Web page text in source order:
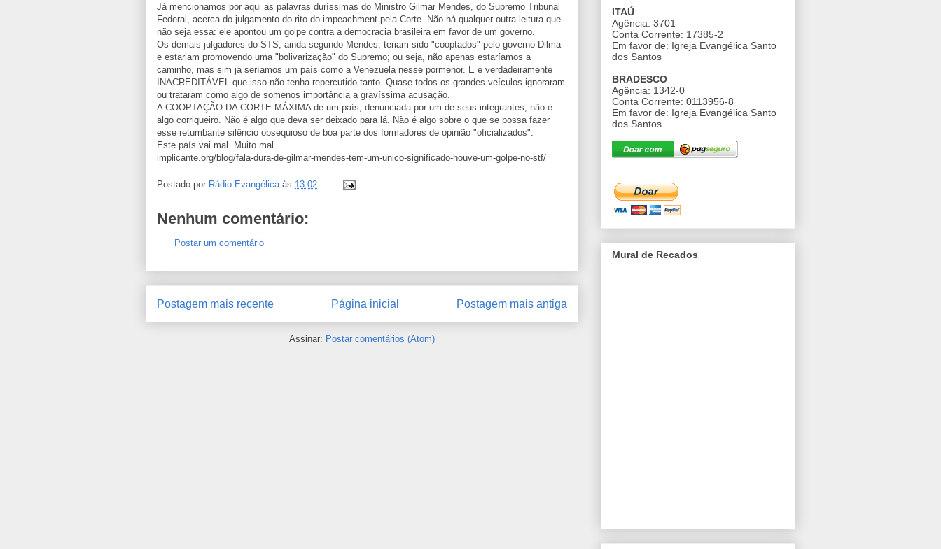
Já mencionamos por aqui as palavras duríssimas do Ministro Gilmar Mendes, do Supremo Tribunal
Federal, acerca do julgamento do rito do impeachment pela Corte. Não há qualquer outra leitura que
não seja essa: ele apontou um golpe contra a democracia brasileira em favor de um governo.
Os demais julgadores do STS, ainda segundo Mendes, teriam sido "cooptados" pelo governo Dilma
e estariam promovendo uma "bolivarização" do Supremo; ou seja, não apenas estaríamos a
caminho, mas sim já seríamos um país como a Venezuela nesse pormenor. E é verdadeiramente
INACREDITÁVEL que isso não tenha repercutido tanto. Quase todos os grandes veículos ignoraram
ou trataram como algo de somenos importância a gravíssima acusação.
A COOPTAÇÃO DA CORTE MÁXIMA de um país, denunciada por um de seus integrantes, não é
algo corriqueiro. Não é algo que deva ser deixado para lá. Não é algo sobre o que se possa fazer
esse retumbante silêncio obsequioso de boa parte dos formadores de opinião "oficializados".
Este país vai mal. Muito mal.
implicante.org/blog/fala-dura-de-gilmar-mendes-tem-um-unico-significado-houve-um-golpe-no-stf/
Postado por Rádio Evangélica às 13:02
Nenhum comentário:
Postar um comentário
Postagem mais recente Postagem mais antiga
Página inicial
Assinar: Postar comentários (Atom)
ITAÚ
Agência: 3701
Conta Corrente: 17385-2
Em favor de: Igreja Evangélica Santo
dos Santos
BRADESCO
Agência: 1342-0
Conta Corrente: 0113956-8
Em favor de: Igreja Evangélica Santo
dos Santos
Mural de Recados